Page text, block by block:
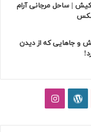
| ساحل مرجانی آرام
عکس
و جاهایی که از دیدن
وردپرساینستاگرام